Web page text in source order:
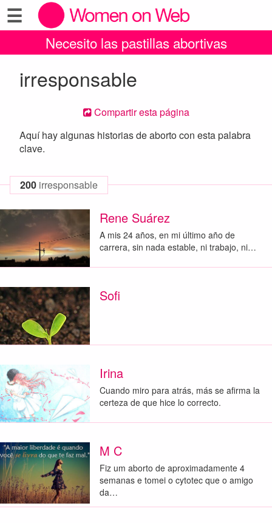
☰
Necesito las pastillas abortivas
irresponsable
Compartir esta página
Aquí hay algunas historias de aborto con esta palabra
clave.
200 irresponsable
Rene Suárez
A mis 24 años, en mi último año de
carrera, sin nada estable, ni trabajo, ni…
Sofi
Irina
Cuando miro para atrás, más se afirma la
certeza de que hice lo correcto.
M C
Fiz um aborto de aproximadamente 4
semanas e tomei o cytotec que o amigo
da…